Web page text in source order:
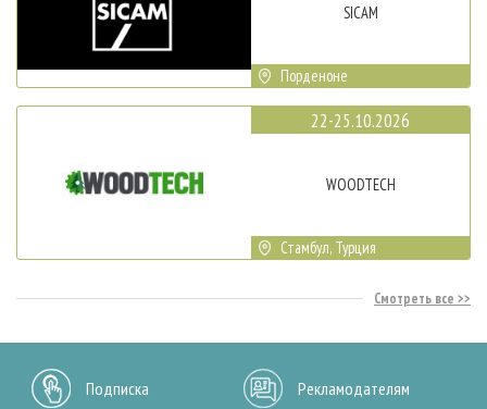
SICAM
Порденоне
22-25.10.2026
WOODTECH
Стамбул, Турция
Смотреть все
Подписка Рекламодателям